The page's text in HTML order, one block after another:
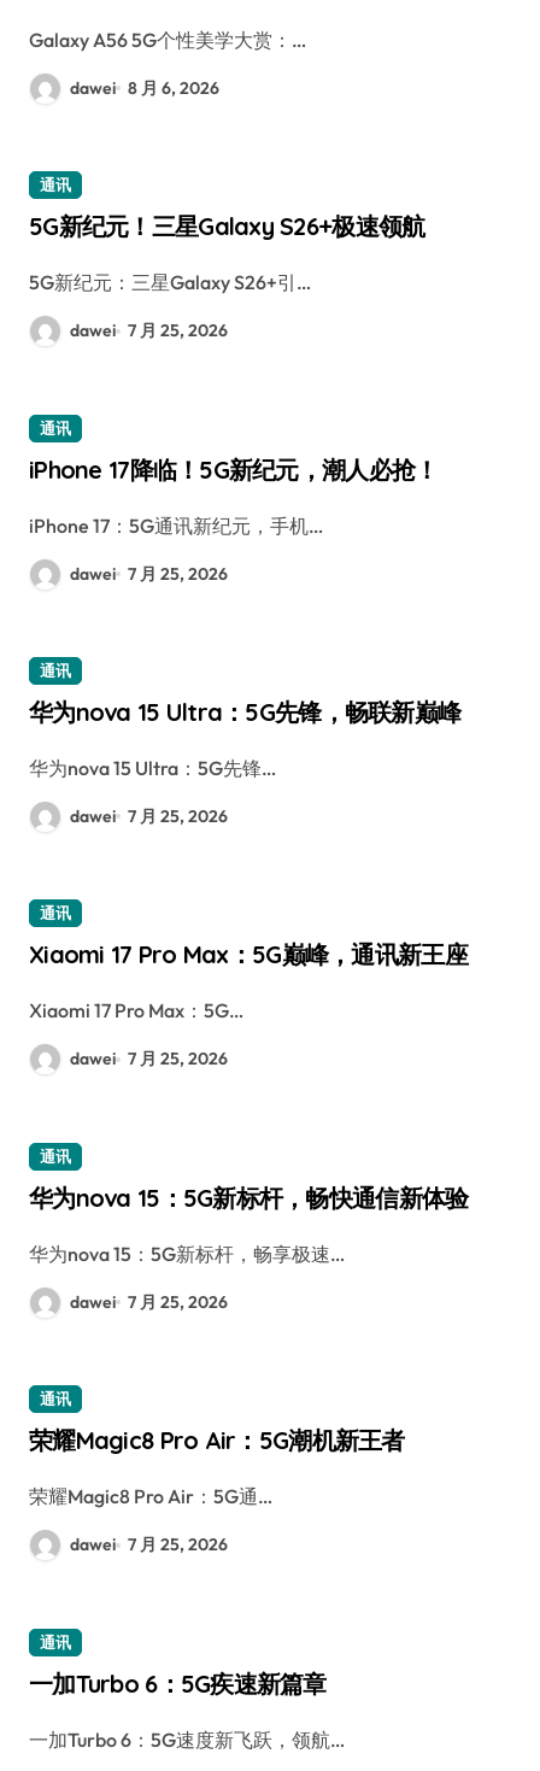
Galaxy A56 5G个性美学大赏：…
dawei 8 月 6, 2026
通讯
5G新纪元！三星Galaxy S26+极速领航
5G新纪元：三星Galaxy S26+引…
dawei 7 月 25, 2026
通讯
iPhone 17降临！5G新纪元，潮人必抢！
iPhone 17：5G通讯新纪元，手机…
dawei 7 月 25, 2026
通讯
华为nova 15 Ultra：5G先锋，畅联新巅峰
华为nova 15 Ultra：5G先锋…
dawei 7 月 25, 2026
通讯
Xiaomi 17 Pro Max：5G巅峰，通讯新王座
Xiaomi 17 Pro Max：5G…
dawei 7 月 25, 2026
通讯
华为nova 15：5G新标杆，畅快通信新体验
华为nova 15：5G新标杆，畅享极速…
dawei 7 月 25, 2026
通讯
荣耀Magic8 Pro Air：5G潮机新王者
荣耀Magic8 Pro Air：5G通…
dawei 7 月 25, 2026
通讯
一加Turbo 6：5G疾速新篇章
一加Turbo 6：5G速度新飞跃，领航…